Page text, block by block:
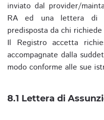
inviato dal provider/
RA ed una lettera di
predisposta da chi
Il Registro accetta
accompagnate dalla
modo conforme alle sue
8.1 Lettera di